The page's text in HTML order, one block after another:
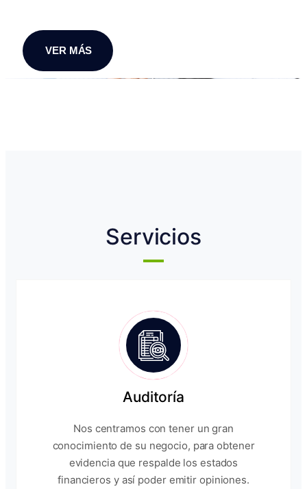
VER MÁS
Servicios
Auditoría
Nos centramos con tener un gran
conocimiento de su negocio, para obtener
evidencia que respalde los estados
financieros y así poder emitir opiniones.